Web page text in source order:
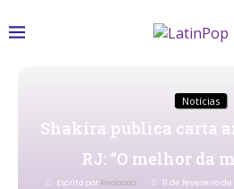
Notícias
Shakira publica carta
RJ: “O melhor da
Escrito por Redacao 11 de fevereiro de